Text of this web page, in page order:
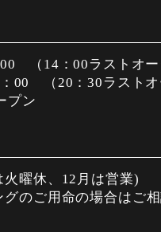
（14：00ラストオー
00 （20：30ラストオ
プン
火曜休、12月は営業)
のご用命の場合はご相